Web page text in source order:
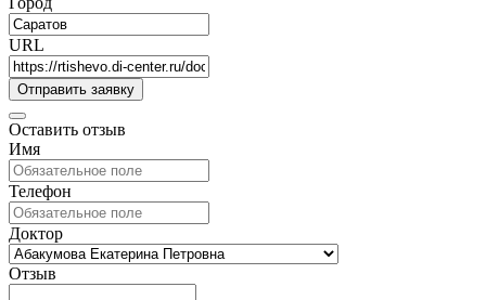
URL
Оставить отзыв
Имя
Телефон
Доктор
Отзыв